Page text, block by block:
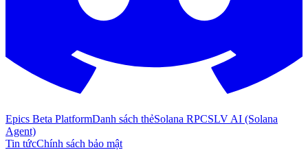
Epics Beta PlatformDanh sách thẻSolana RPCSLV AI (Solana
Agent)
Tin tứcChính sách bảo mật